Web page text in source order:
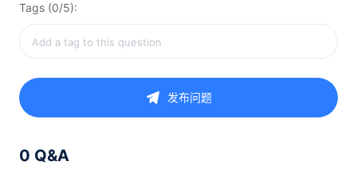
Tags (0/5):
发布问题
0 Q&A